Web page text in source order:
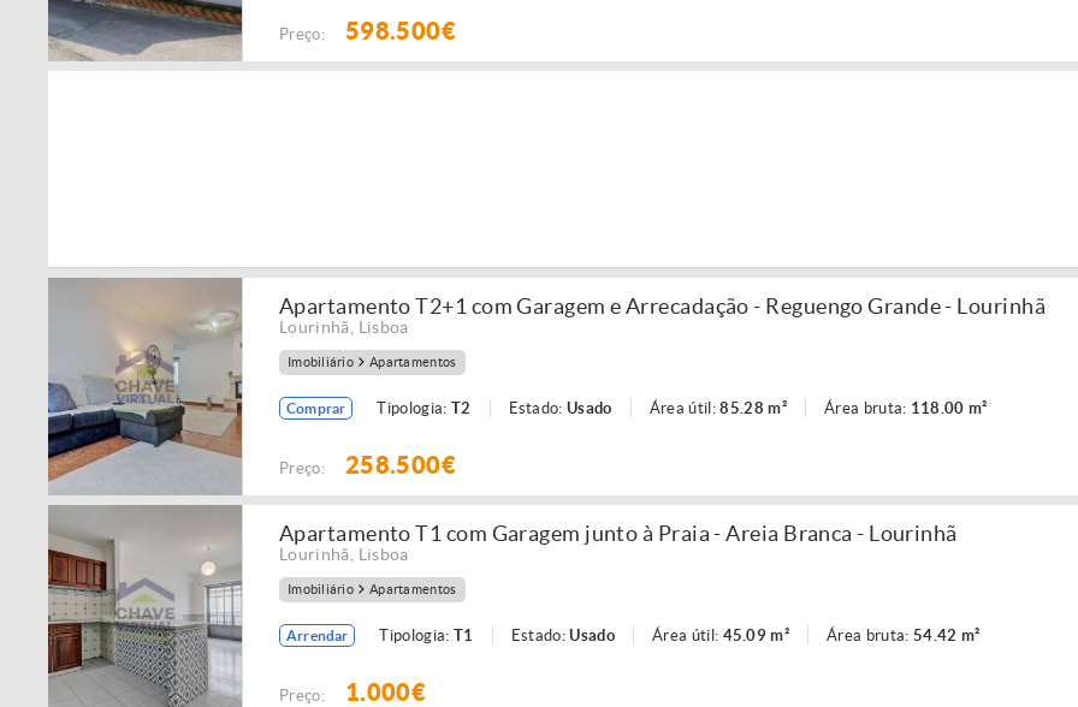
Preço: 598.500€
Apartamento T2+1 com Garagem e Arrecadação - Reguengo Grande - Lourinhã
Lourinhã Lisboa
Imobiliário Apartamentos
Comprar Tipologia: T2 Estado:Usado Área útil:85.28 m² Área bruta: 118.00 m²
Preço: 258.500€
Apartamento T1 com Garagem junto à Praia - Areia Branca - Lourinhã
Lourinhã Lisboa
Imobiliário Apartamentos
Arrendar Tipologia:T1 Estado:Usado Área útil: 45.09 m² Área bruta:54.42 m²
Preço: 1.000€